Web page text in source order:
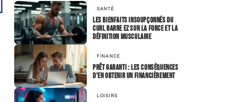
SANTÉ
Les bienfaits insoupçonnés du
curl barre EZ sur la force et la
définition musculaire
FINANCE
Prêt garanti : Les conséquences
d’en obtenir un financièrement
LOISIRS